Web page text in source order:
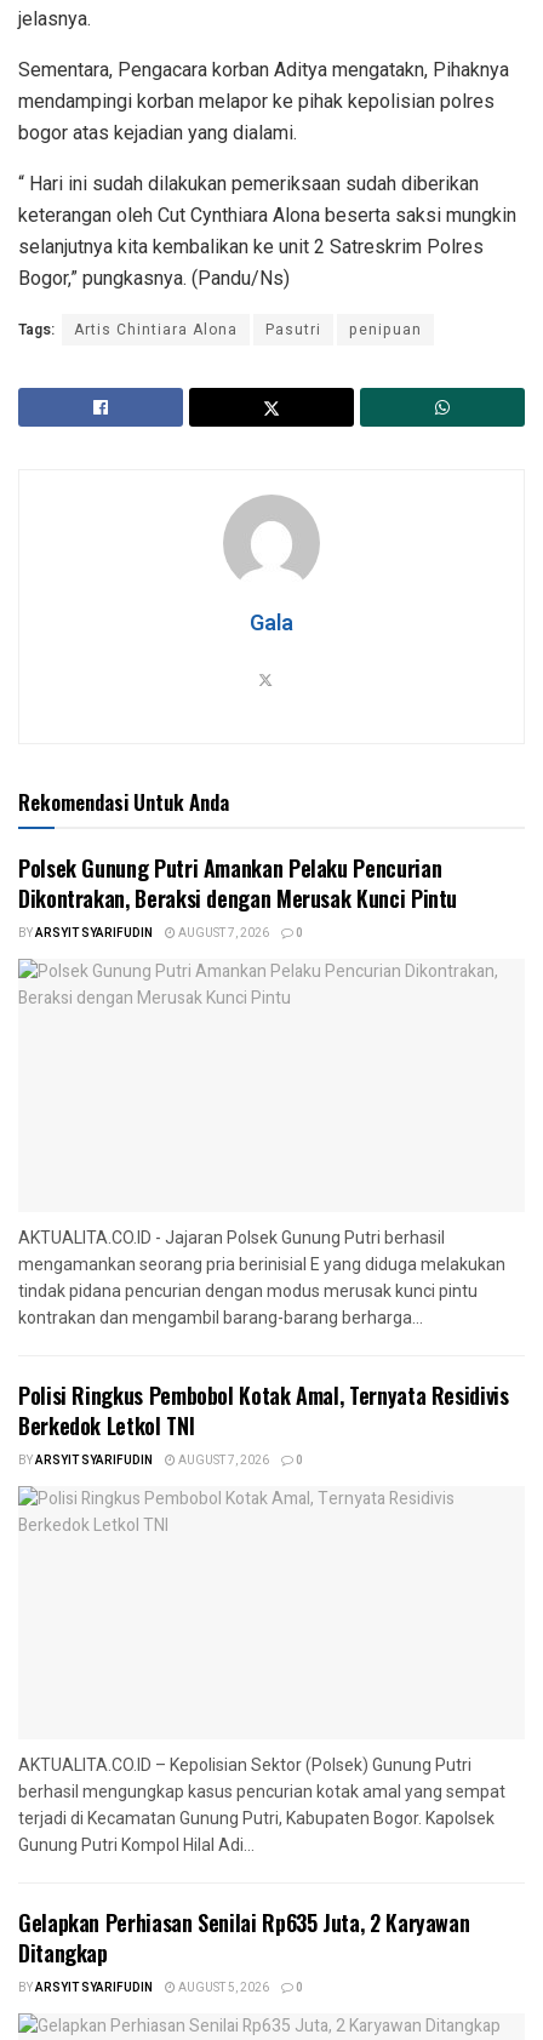
jelasnya.
Sementara, Pengacara korban Aditya mengatakn, Pihaknya
mendampingi korban melapor ke pihak kepolisian polres
bogor atas kejadian yang dialami.
“ Hari ini sudah dilakukan pemeriksaan sudah diberikan
keterangan oleh Cut Cynthiara Alona beserta saksi mungkin
selanjutnya kita kembalikan ke unit 2 Satreskrim Polres
Bogor,” pungkasnya. (Pandu/Ns)
Tags: Artis Chintiara Alona Pasutri penipuan
Gala
Rekomendasi Untuk Anda
Polsek Gunung Putri Amankan Pelaku Pencurian
Dikontrakan, Beraksi dengan Merusak Kunci Pintu
BYARSYIT SYARIFUDIN AUGUST 7, 2026 0
AKTUALITA.CO.ID - Jajaran Polsek Gunung Putri berhasil
mengamankan seorang pria berinisial E yang diduga melakukan
tindak pidana pencurian dengan modus merusak kunci pintu
kontrakan dan mengambil barang-barang berharga...
Polisi Ringkus Pembobol Kotak Amal, Ternyata Residivis
Berkedok Letkol TNI
BYARSYIT SYARIFUDIN AUGUST 7, 2026 0
AKTUALITA.CO.ID – Kepolisian Sektor (Polsek) Gunung Putri
berhasil mengungkap kasus pencurian kotak amal yang sempat
terjadi di Kecamatan Gunung Putri, Kabupaten Bogor. Kapolsek
Gunung Putri Kompol Hilal Adi...
Gelapkan Perhiasan Senilai Rp635 Juta, 2 Karyawan
Ditangkap
BYARSYIT SYARIFUDIN AUGUST 5, 2026 0